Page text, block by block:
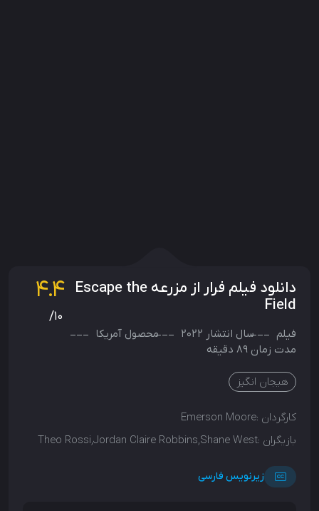
دانلود فیلم فرار از مزرعه Escape the
Field
4.4
/10
فیلم سال انتشار 2022 محصول آمریکا
مدت زمان 89 دقیقه
هیجان انگیز
کارگردان :Emerson Moore
بازیگران :Theo Rossi,Jordan Claire Robbins,Shane West
زیرنویس فارسی